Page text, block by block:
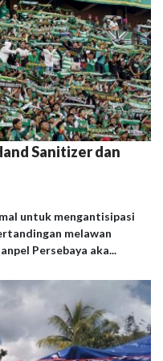
Sanitizer dan
untuk mengantisipasi
melawan
Persebaya aka...